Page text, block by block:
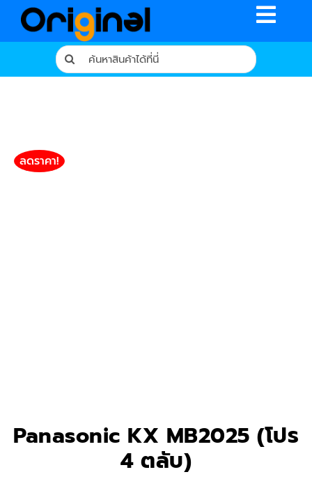
Toggle
Search
for:
ลดราคา!
Panasonic KX MB2025 (โปร
4 ตลับ)